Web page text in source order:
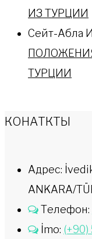
ИЗ ТУРЦИИ
Сейт-Абла
ТУРЦИИ
КОНАТКТЫ
Адрес:
ANKARA/
Телефон:
İmo: